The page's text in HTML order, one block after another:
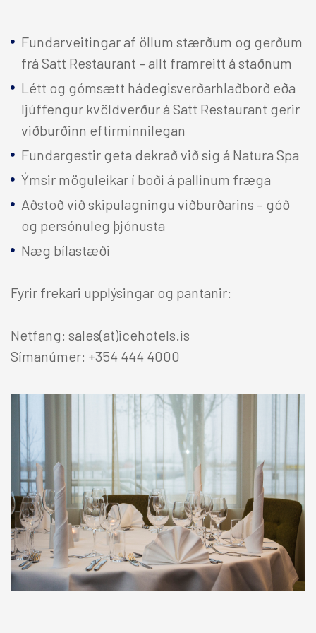
Fundarveitingar af öllum stærðum og gerðum
frá Satt Restaurant – allt framreitt á staðnum
Létt og gómsætt hádegisverðarhlaðborð eða
ljúffengur kvöldverður á Satt Restaurant gerir
viðburðinn eftirminnilegan
Fundargestir geta dekrað við sig á Natura Spa
Ýmsir möguleikar í boði á pallinum fræga
Aðstoð við skipulagningu viðburðarins – góð
og persónuleg þjónusta
Næg bílastæði
Fyrir frekari upplýsingar og pantanir:
Netfang: sales(at)icehotels.is
Símanúmer: +354 444 4000